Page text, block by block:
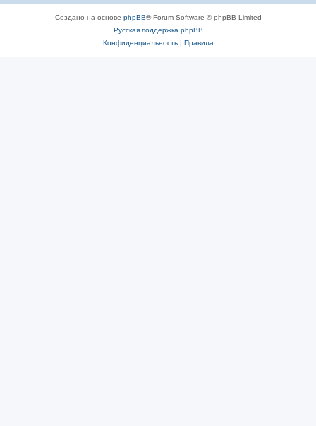
Создано на основе phpBB® Forum Software © phpBB Limited
Русская поддержка phpBB
Конфиденциальность| Правила